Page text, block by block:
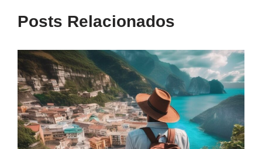
Posts Relacionados